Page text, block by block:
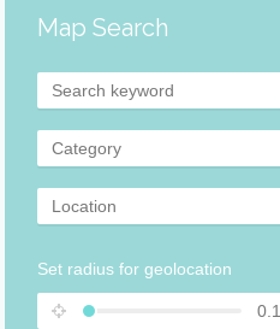
Map Search
Category
Location
Set radius for geolocation
0.1